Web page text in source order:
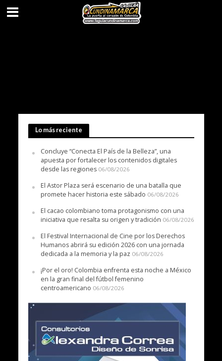
Lo más reciente
Concluye “Conecta El País de la Belleza”, una
apuesta por fortalecer los contenidos digitales
desde las regiones 06/08/2026
El Astor Plaza será escenario de una batalla que
promete hacer historia este sábado 06/08/2026
El cacao colombiano toma protagonismo con una
iniciativa que resalta su origen y tradición 06/08/2026
El Festival Internacional de Cine por los Derechos
Humanos abrirá su edición 2026 con una jornada
dedicada a la memoria y la paz 06/08/2026
¡Por el oro! Colombia enfrenta esta noche a México
en la gran final del fútbol femenino
centroamericano 06/08/2026